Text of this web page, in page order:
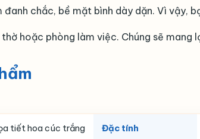
chắc, bề mặt bình dày dặn. Vì vậy,
hoặc phòng làm việc. Chúng sẽ mang
tiết hoa cúc trắng Đặc tính